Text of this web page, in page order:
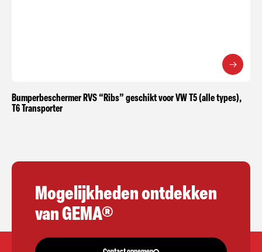
Bumperbeschermer RVS “Ribs” geschikt voor VW T5 (alle types),
T6 Transporter
Mogelijkheden ontdekken
van GEMA®